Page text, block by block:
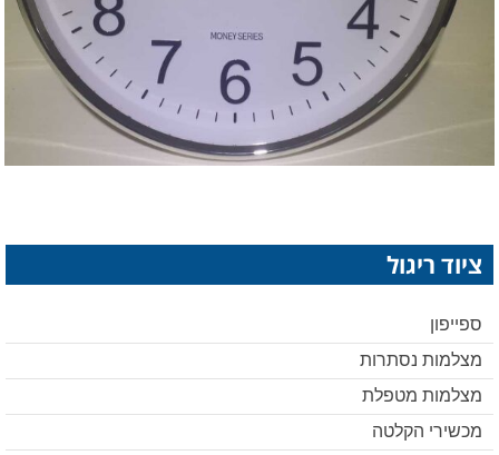
ציוד ריגול
ספייפון
מצלמות נסתרות
מצלמות מטפלת
מכשירי הקלטה